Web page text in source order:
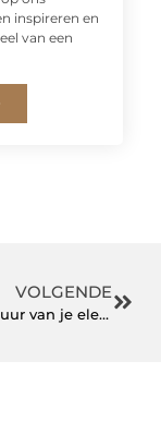
inspireren en
van een
VOLGENDE
De levensduur van je elektrische boiler verlengen.